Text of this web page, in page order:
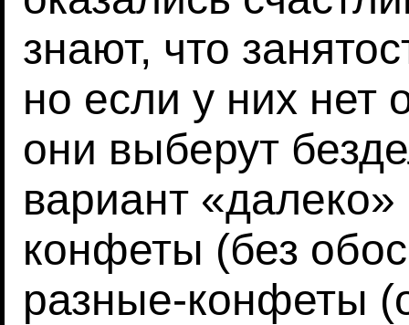
знают, что
но если у них нет
они выберут
вариант
конфеты (без
разные-конфеты